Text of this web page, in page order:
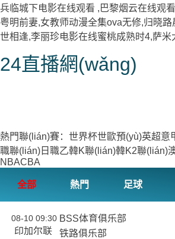
兵临城下电影在线观看 ,巴黎烟云在线观
粤明前妻,女教师动漫全集ova无修,归晓
世相逢,李丽珍电影在线蜜桃成熟时4,萨米
24直播網(wǎng)
熱門聯(lián)賽： 世界杯世歐預(yù)英超意
職聯(lián) 日職乙韓K聯(lián)韓K2聯(lián)
NBACBA
全部 熱門 足球
08-10 09:30
印加尔联
BSS体育俱乐部
铁路俱乐部